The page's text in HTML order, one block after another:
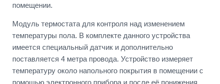
помещении.
Модуль термостата для контроля над изменением
температуры пола. В комплекте данного устройства
имеется специальный датчик и дополнительно
поставляется 4 метра провода. Устройство измеряет
температуру около напольного покрытия в помещении с
помощью электронного прибора и после её понижения